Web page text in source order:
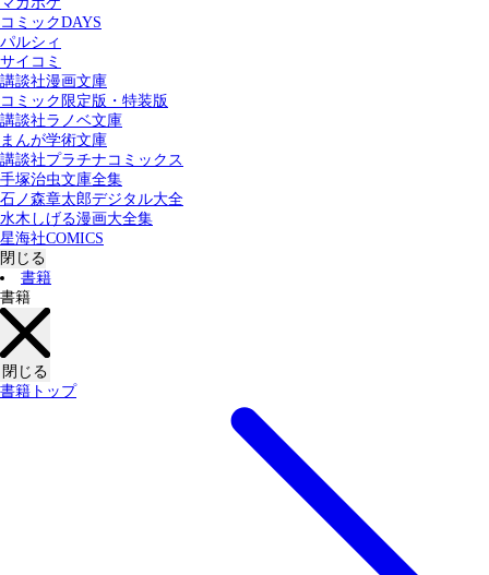
コミックDAYS
パルシィ
サイコミ
講談社漫画文庫
コミック限定版・特装版
講談社ラノベ文庫
まんが学術文庫
講談社プラチナコミックス
手塚治虫文庫全集
石ノ森章太郎デジタル大全
水木しげる漫画大全集
星海社COMICS
閉じる
書籍
書籍
閉じる
書籍トップ
カテゴリー：
すべての記事